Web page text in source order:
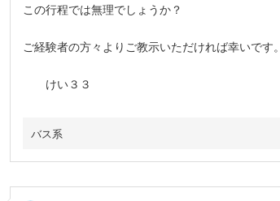
この行程では無理でしょうか？
ご経験者の方々よりご教示いただければ幸いです。
けい３３
バス系